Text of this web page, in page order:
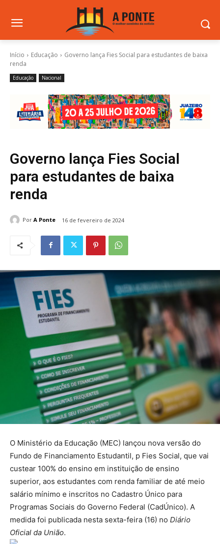
Início Educação
Governo lança Fies Social para estudantes de baixa
renda
Educação Nacional
Governo lança Fies Social
para estudantes de baixa
renda
Por A Ponte 16 de fevereiro de 2024
O Ministério da Educação (MEC) lançou nova versão do
Fundo de Financiamento Estudantil, p Fies Social, que vai
custear 100% do ensino em instituição de ensino
superior, aos estudantes com renda familiar de até meio
salário mínimo e inscritos no Cadastro Único para
Programas Sociais do Governo Federal (CadÚnico). A
medida foi publicada nesta sexta-feira (16) no Diário
Oficial da União.